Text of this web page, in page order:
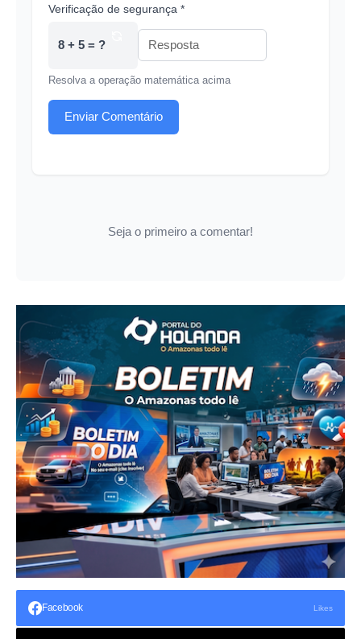
Verificação de segurança *
8 + 5 = ?
Resolva a operação matemática acima
Enviar Comentário
Seja o primeiro a comentar!
Facebook Likes